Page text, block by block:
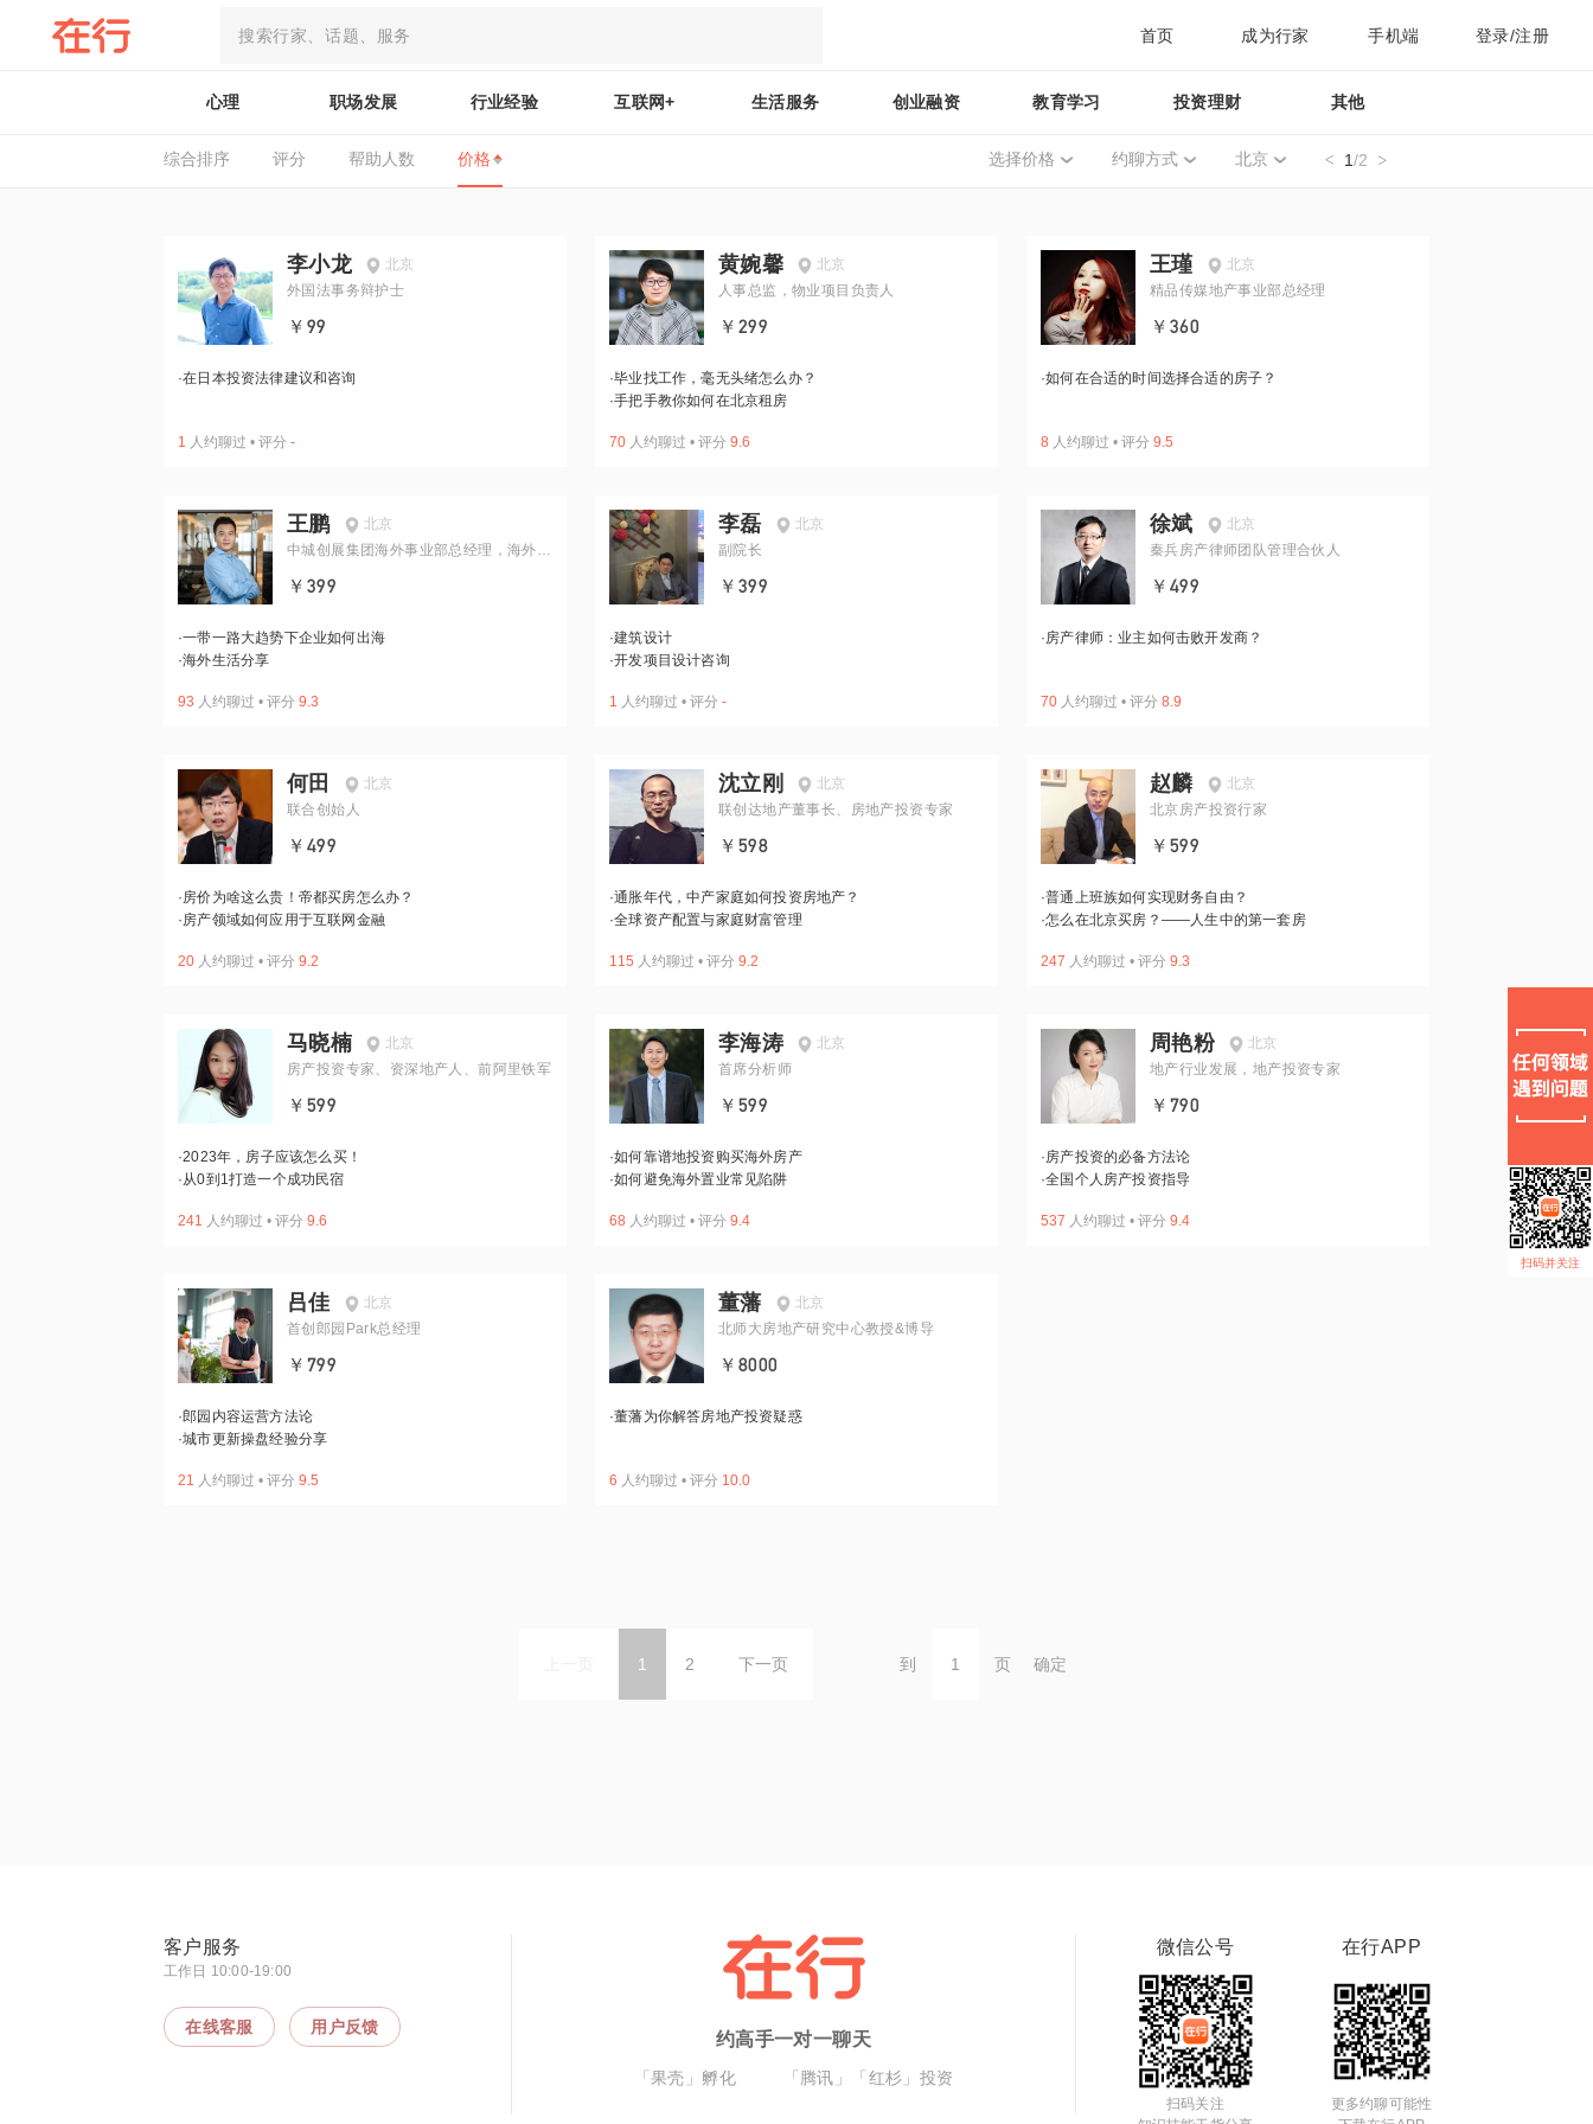
首页 成为行家 手机端 登录/注册
心理 职场发展 行业经验 互联网+ 生活服务 创业融资 教育学习 投资理财 其他
综合排序 评分 帮助人数 价格 选择价格 约聊方式 北京 1/2
李小龙
北京
外国法事务辩护士
￥99
·在日本投资法律建议和咨询
1 人约聊过 • 评分 -
黄婉馨
北京
人事总监，物业项目负责人
￥299
·毕业找工作，毫无头绪怎么办？
·手把手教你如何在北京租房
70 人约聊过 • 评分 9.6
王瑾
北京
精品传媒地产事业部总经理
￥360
·如何在合适的时间选择合适的房子？
8 人约聊过 • 评分 9.5
王鹏
北京
中城创展集团海外事业部总经理，海外置
￥399
·一带一路大趋势下企业如何出海
·海外生活分享
93 人约聊过 • 评分 9.3
李磊
北京
副院长
￥399
·建筑设计
·开发项目设计咨询
1 人约聊过 • 评分 -
徐斌
北京
秦兵房产律师团队管理合伙人
￥499
·房产律师：业主如何击败开发商？
70 人约聊过 • 评分 8.9
何田
北京
联合创始人
￥499
·房价为啥这么贵！帝都买房怎么办？
·房产领域如何应用于互联网金融
20 人约聊过 • 评分 9.2
沈立刚
北京
联创达地产董事长、房地产投资专家
￥598
·通胀年代，中产家庭如何投资房地产？
·全球资产配置与家庭财富管理
115 人约聊过 • 评分 9.2
赵麟
北京
北京房产投资行家
￥599
·普通上班族如何实现财务自由？
·怎么在北京买房？——人生中的第一套房
247 人约聊过 • 评分 9.3
马晓楠
北京
房产投资专家、资深地产人、前阿里铁军
￥599
·2023年，房子应该怎么买！
·从0到1打造一个成功民宿
241 人约聊过 • 评分 9.6
李海涛
北京
首席分析师
￥599
·如何靠谱地投资购买海外房产
·如何避免海外置业常见陷阱
68 人约聊过 • 评分 9.4
周艳粉
北京
地产行业发展，地产投资专家
￥790
·房产投资的必备方法论
·全国个人房产投资指导
537 人约聊过 • 评分 9.4
吕佳
北京
首创郎园Park总经理
￥799
·郎园内容运营方法论
·城市更新操盘经验分享
21 人约聊过 • 评分 9.5
董藩
北京
北师大房地产研究中心教授&博导
￥8000
·董藩为你解答房地产投资疑惑
6 人约聊过 • 评分 10.0
1 2 下一页 到 页 确定
扫码并关注
客户服务
工作日 10:00-19:00
在线客服 用户反馈
约高手一对一聊天
「果壳」孵化 「腾讯」「红杉」投资
微信公号
扫码关注
在行APP
更多约聊可能性